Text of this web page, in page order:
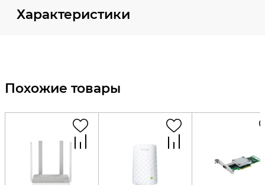
Характеристики
Похожие товары